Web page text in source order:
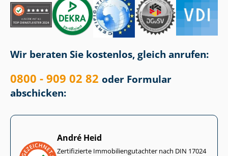
Wir beraten Sie kostenlos, gleich anrufen:
0800 - 909 02 82 oder Formular
abschicken:
André Heid
Zertifizierte Im­mo­bi­li­en­gut­ach­ter nach DIN 17024